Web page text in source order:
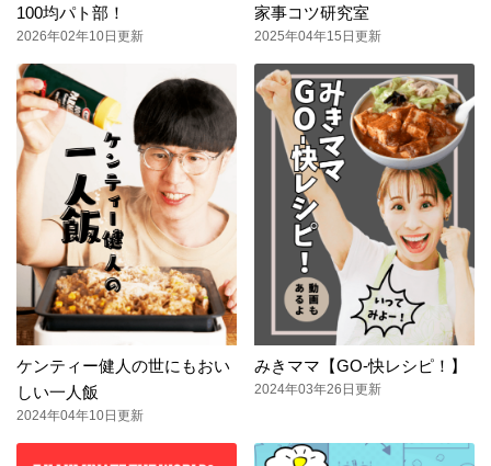
100均パト部！
2026年02年10日更新
家事コツ研究室
2025年04年15日更新
ケンティー健人の世にもおい
しい一人飯
2024年04年10日更新
みきママ【GO-快レシピ！】
2024年03年26日更新